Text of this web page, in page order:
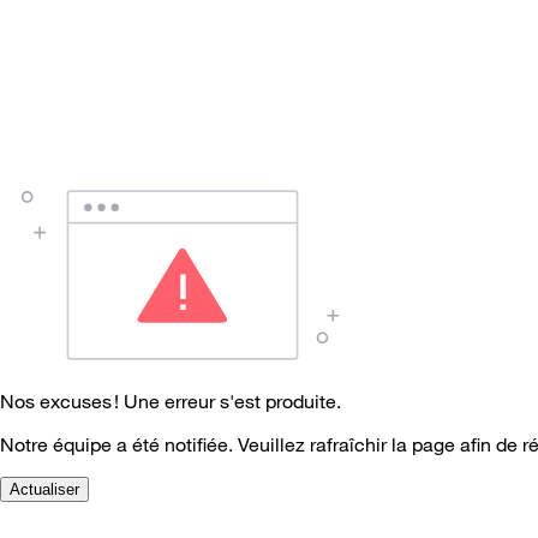
Nos excuses ! Une erreur s'est produite.
Notre équipe a été notifiée. Veuillez rafraîchir la page afin de
Actualiser